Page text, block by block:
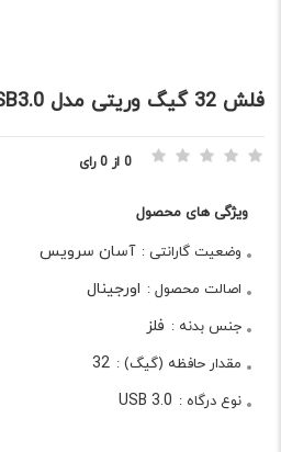
فلش 32 گيگ وريتی مدل V821 USB3.0
0 از 0 رای
ویژگی های محصول
وضعیت گارانتی : آسان سرویس
اصالت محصول : اورجینال
جنس بدنه : فلز
مقدار حافظه (گیگ) : 32
نوع درگاه : USB 3.0